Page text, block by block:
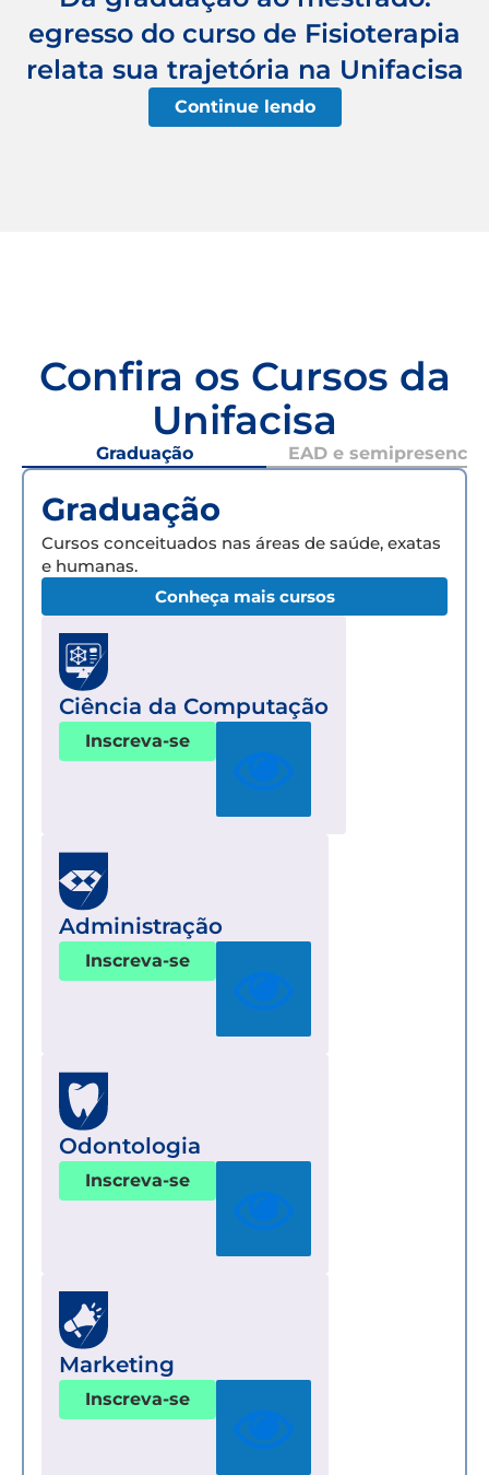
egresso do curso de Fisioterapia
relata sua trajetória na Unifacisa
Continue lendo
Confira os Cursos da
Unifacisa
Graduação EAD e semipresencial
Graduação
Cursos conceituados nas áreas de saúde, exatas
e humanas.
Conheça mais cursos
Ciência da Computação
Inscreva-se
Administração
Inscreva-se
Odontologia
Inscreva-se
Marketing
Inscreva-se